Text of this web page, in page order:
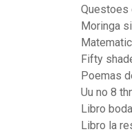
Questoes
Moringa
Fifty
Poemas
Uu no 8
Libro
Libro la